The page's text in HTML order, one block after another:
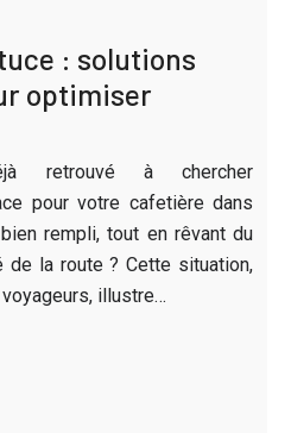
: solutions
optimiser
retrouvé à chercher
pour votre cafetière dans
rempli, tout en rêvant du
la route ? Cette situation,
illustre…